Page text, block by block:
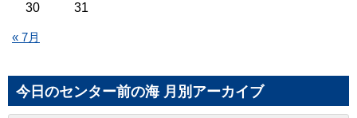
« 7月
30 31
今日のセンター前の海 月別アーカイブ